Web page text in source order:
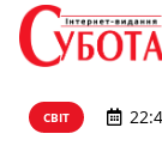
СВІТ